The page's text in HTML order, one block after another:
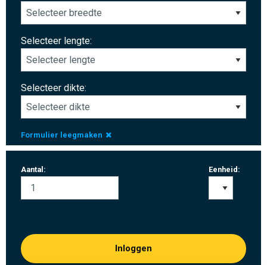
Selecteer lengte:
Selecteer dikte:
Formulier leegmaken
Aantal: Eenheid:
Inloggen